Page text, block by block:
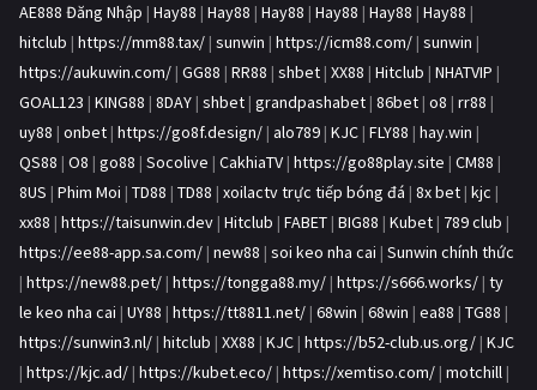
AE888 Đăng Nhập | Hay88 | Hay88 | Hay88 | Hay88 | Hay88 | Hay88 |
hitclub | https://mm88.tax/ | sunwin | https://icm88.com/ | sunwin |
https://aukuwin.com/ | GG88 | RR88 | shbet | XX88 | Hitclub | NHATVIP |
GOAL123 | KING88 | 8DAY | shbet | grandpashabet | 86bet | o8 | rr88 |
uy88 | onbet | https://go8f.design/ | alo789 | KJC | FLY88 | hay.win |
QS88 | O8 | go88 | Socolive | CakhiaTV | https://go88play.site | CM88 |
8US | Phim Moi | TD88 | TD88 | xoilactv trực tiếp bóng đá | 8x bet | kjc |
xx88 | https://taisunwin.dev | Hitclub | FABET | BIG88 | Kubet | 789 club |
https://ee88-app.sa.com/ | new88 | soi keo nha cai | Sunwin chính thức
| https://new88.pet/ | https://tongga88.my/ | https://s666.works/ | ty
le keo nha cai | UY88 | https://tt8811.net/ | 68win | 68win | ea88 | TG88 |
https://sunwin3.nl/ | hitclub | XX88 | KJC | https://b52-club.us.org/ | KJC
| https://kjc.ad/ | https://kubet.eco/ | https://xemtiso.com/ | motchill |